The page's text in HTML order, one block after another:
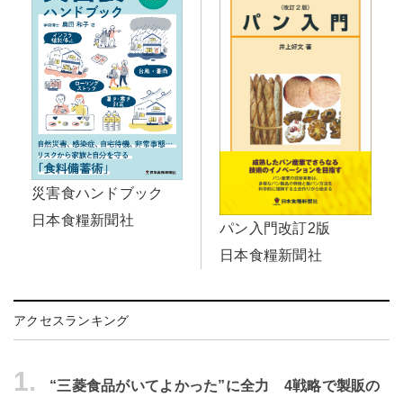
災害食ハンドブック
日本食糧新聞社
パン入門改訂2版
日本食糧新聞社
アクセスランキング
1.
“三菱食品がいてよかった”に全力 4戦略で製販の